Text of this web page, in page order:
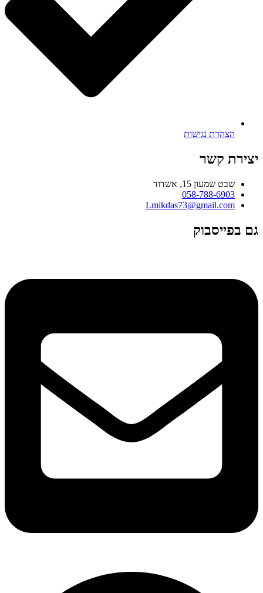
הצהרת נגישות
יצירת קשר
שבט שמעון 15, אשדוד
058-788-6903
Lmikdas73@gmail.com
גם בפייסבוק